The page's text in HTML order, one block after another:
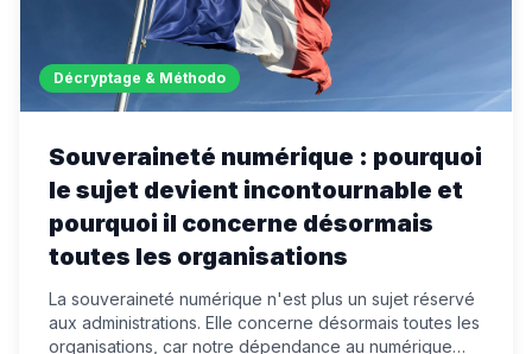
Décryptage & Méthodo
Souveraineté numérique : pourquoi
le sujet devient incontournable et
pourquoi il concerne désormais
toutes les organisations
La souveraineté numérique n'est plus un sujet réservé
aux administrations. Elle concerne désormais toutes les
organisations, car notre dépendance au numérique